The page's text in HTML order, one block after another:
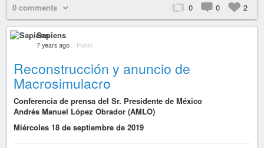
0 comments 0 0 2
Sapiens
7 years ago – Public
Reconstrucción y anuncio de
Macrosimulacro
Conferencia de prensa del Sr. Presidente de México
Andrés Manuel López Obrador (AMLO)
Miércoles 18 de septiembre de 2019